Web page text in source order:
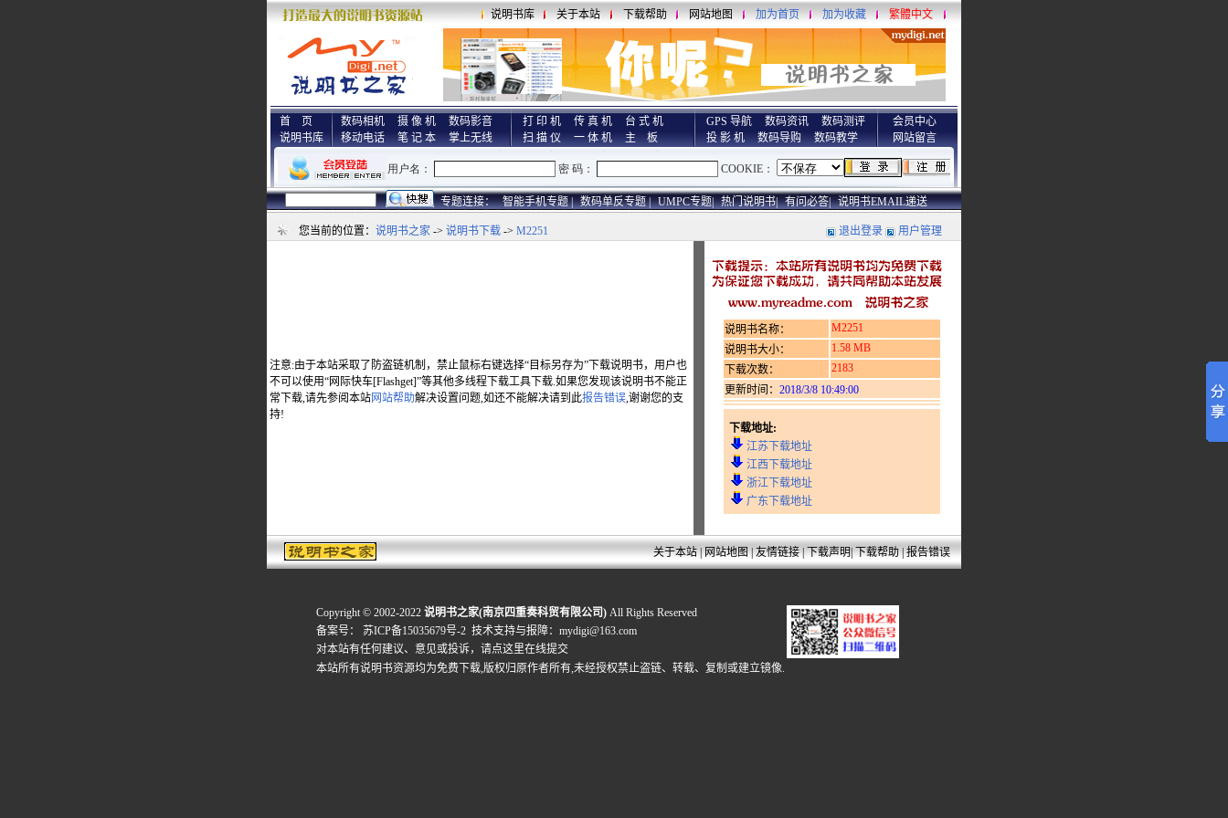
说明书库 关于本站 下载帮助 网站地图 加为首页 加为收藏 繁體中文
首 页
说明书库
数码相机 摄 像 机
数码影音
移动电话
笔 记 本 掌上无线
打 印 机 传 真 机
台 式 机
扫 描 仪
一 体 机 主 板
GPS 导航 数码资讯
数码测评
投 影 机
数码导购 数码教学
会员中心
网站留言
专题连接： 智能手机专题 | 数码单反专题 | UMPC专题| 热门说明书| 有问必答| 说明书EMAIL递送
您当前的位置： 说明书之家 -> 说明书下载 -> M2251 退出登录 用户管理
注意:由于本站采取了防盗链机制，禁止鼠标右键选择“目标另存为”下载说明书，用户也
不可以使用“网际快车[Flashget]”等其他多线程下载工具下载.如果您发现该说明书不能正
常下载,请先参阅本站网站帮助解决设置问题,如还不能解决请到此报告错误,谢谢您的支
持!
说明书名称：
M2251
说明书大小：
1.58 MB
下载次数：
2183
更新时间： 2018/3/8 10:49:00
下载地址:
江苏下载地址
江西下载地址
浙江下载地址
广东下载地址
关于本站|网站地图|友情链接|下载声明|下载帮助|报告错误
Copyright © 2002-2022 说明书之家(南京四重奏科贸有限公司) All Rights Reserved
备案号：
苏ICP备15035679号-2 技术支持与报障：mydigi@163.com
对本站有任何建议、意见或投诉， 请点这里在线提交
本站所有说明书资源均为免费下载,版权归原作者所有,未经授权禁止盗链、转载、复制或建立镜像.